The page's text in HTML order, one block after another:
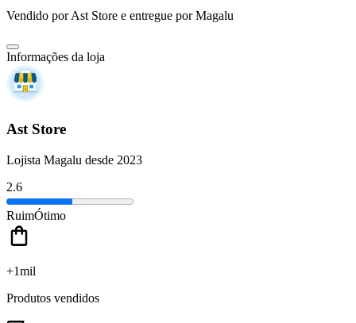
Vendido porAst Store e entregue por Magalu
Informações da loja
Ast Store
Lojista Magalu desde 2023
2.6
RuimÓtimo
+1mil
Produtos vendidos